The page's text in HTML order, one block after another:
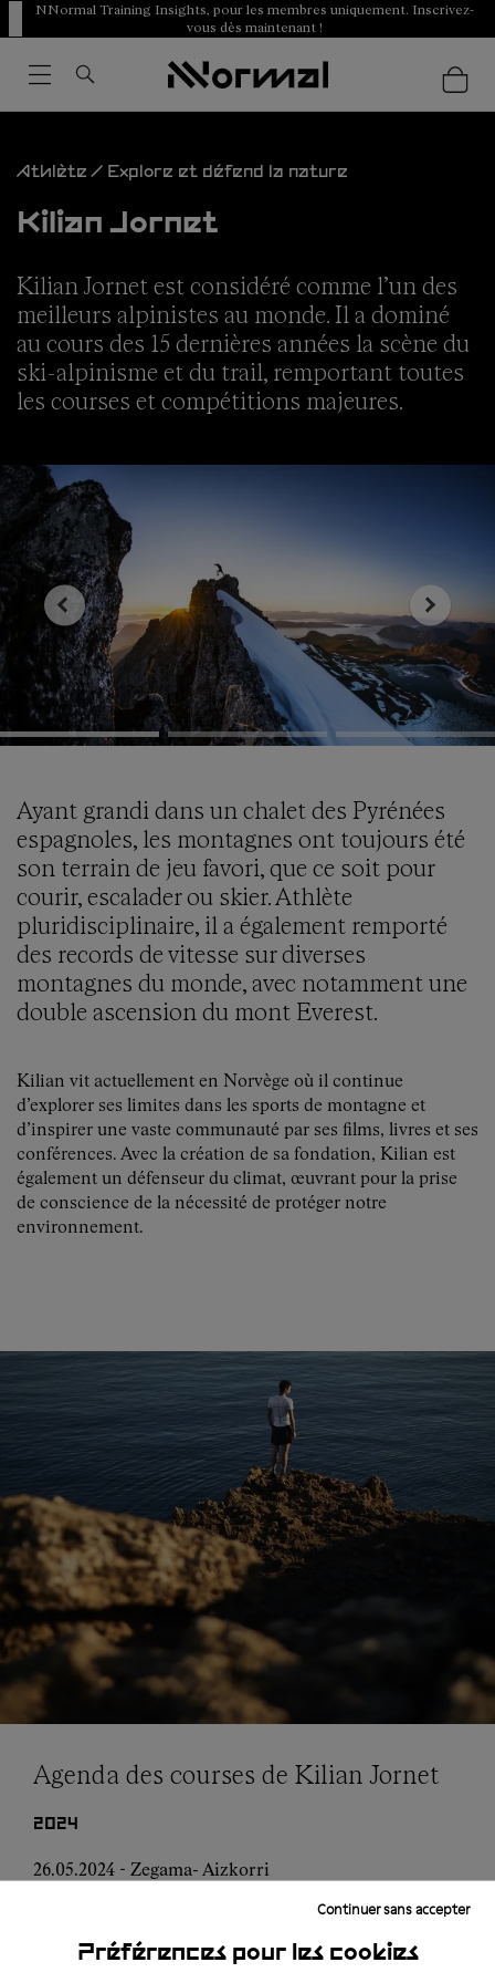
Préférences pour les cookies
Continuer sans accepter
NNormal Training Insights, pour les membres uniquement. Inscrivez-
vous dès maintenant !
Athlète / Explore et défend la nature
Kilian Jornet
Kilian Jornetest considéré comme l’un des
meilleurs alpinistes au monde. Il a dominé
au cours des 15 dernières années la scène du
ski-alpinisme et du trail, remportant toutes
les courses et compétitions majeures.
Ayant grandi dans un chalet des Pyrénées
espagnoles, les montagnes ont toujours été
son terrain de jeu favori, que ce soit pour
courir, escalader ou skier. Athlète
pluridisciplinaire, il a également remporté
des records de vitesse sur diverses
montagnes du monde, avec notamment une
double ascension du mont Everest.
Kilian vit actuellement en Norvège où il continue
d’explorer ses limites dans les sports de montagne et
d’inspirer une vaste communauté par ses films, livres et ses
conférences. Avec la création de sa fondation, Kilian est
également un défenseur du climat, œuvrant pour la prise
de conscience de la nécessité de protéger notre
environnement.
Agenda des courses de Kilian Jornet
2024
26.05.2024 - Zegama- Aizkorri
10.08.2024 - Sierre - Zinal
09.2024 - Long Personal Project